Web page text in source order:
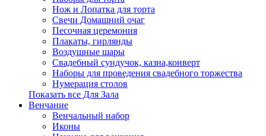
Нож и Лопатка для торта
Свечи Домашний очаг
Песочная церемония
Плакаты, гирлянды
Воздушные шары
Свадебный сундучок, казна,конверт
Наборы для проведения свадебного торжества
Нумерация столов
Показать все Для Зала
Венчание
Венчальный набор
Иконы